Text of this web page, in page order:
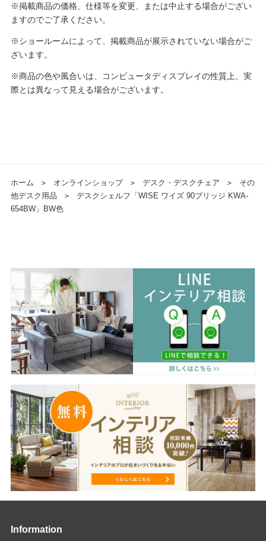
※掲載商品の価格、仕様等を変更、または中止する場合がござい
ますのでご了承ください。
※ショールームによって、掲載商品が展示されていない場合がご
ざいます。
※商品の色や風合いは、コンピュータディスプレイの性質上、実
際とは異なって見える場合がございます。
ホーム ＞ オンラインショップ ＞ デスク・デスクチェア ＞
その
他デスク用品
＞
デスクシェルフ「WISE ワイズ 90ブリッジ KWA-
654BW」BW色
Information